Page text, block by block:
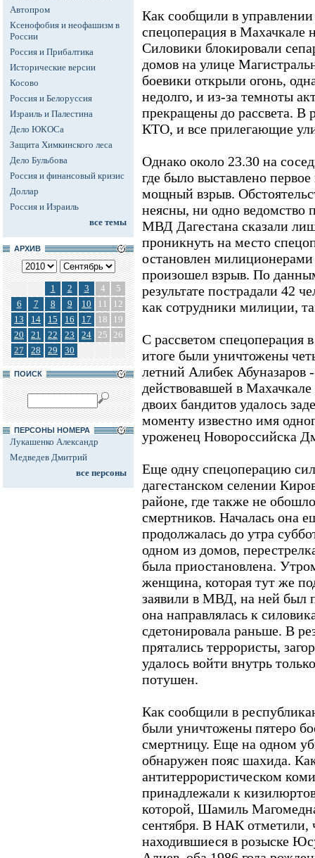
Автопром
Ксенофобия и неофашизм в
России
Россия и Прибалтика
Исторические версии
Косово
Россия и Белоруссия
Израиль и Палестина
Дело ЮКОСа
Защита Химкинского леса
Дело Бульбова
Россия и финансовый кризис
Доллар
Россия и Израиль
все темы
АРХИВ
1 2 3 4
5
6
7 8 9 10 11
12
13
14 15 16 17 18
19
20
21 22 23 24 25 26
27
28 29 30
ПОИСК
ПЕРСОНЫ НОМЕРА
Лукашенко Александр
Медведев Дмитрий
все персоны
Как сообщили в
спецоперация в Махачкале
Силовики блокировали
домов на улице
боевики открыли огонь,
недолго, и из-за темноты
прекращены до рассвета. В
КТО, и все прилегающие
Однако около 23.30 на
где было выставлено
мощный взрыв.
неясны, ни одно ведомство
МВД Дагестана сказали
проникнуть на место
остановлен
произошел взрыв. По
результате пострадали 42
как сотрудники милиции,
С рассветом спецоперация
итоге были уничтожены
летний Алибек Абуназаров
действовавшей в
двоих бандитов удалось
моменту известно имя
уроженец Новороссийска
Еще одну спецоперацию
дагестанском селении
районе, где также не
смертников. Началась она
продолжалась до утра
одном из домов,
была приостановлена.
женщина, которая тут же
заявили в МВД, на ней был
она направлялась к
сдетонировала раньше. В
прятались террористы,
удалось войти внутрь
потушен.
Как сообщили в
были уничтожены пятеро
смертницу. Еще на одном
обнаружен пояс шахида.
антитеррористическом
принадлежали к
которой, Шамиль
сентября. В НАК отметили,
находившиеся в розыске